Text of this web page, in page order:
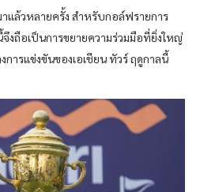
แล้วหลายครั้ง สำหรับกอล์ฟรายการ
งถือเป็นการขยายความร่วมมือที่ยิ่งใหญ่
ารแข่งขันของเอเชียน ทัวร์ ฤดูกาลนี้